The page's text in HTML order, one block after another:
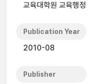
교육대학원 교육행정
Publication Year
2010-08
Publisher